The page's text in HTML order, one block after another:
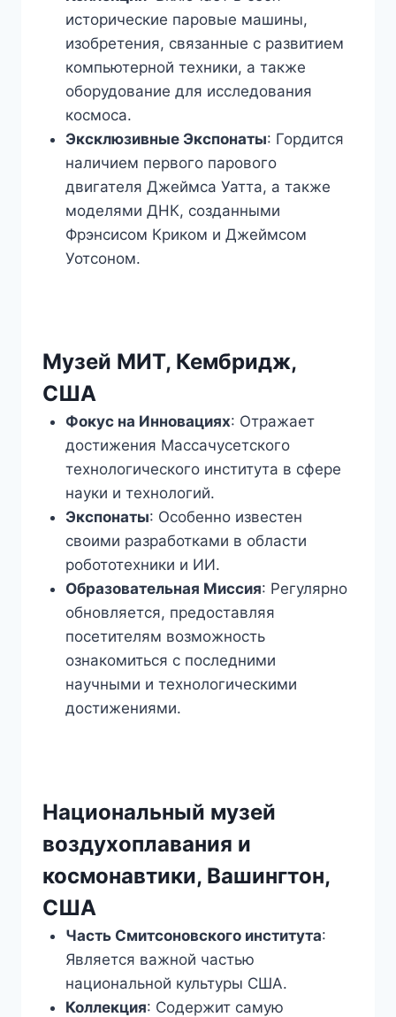
исторические паровые машины,
изобретения, связанные с развитием
компьютерной техники, а также
оборудование для исследования
космоса.
Эксклюзивные Экспонаты: Гордится
наличием первого парового
двигателя Джеймса Уатта, а также
моделями ДНК, созданными
Фрэнсисом Криком и Джеймсом
Уотсоном.
Музей МИТ, Кембридж,
США
Фокус на Инновациях: Отражает
достижения Массачусетского
технологического института в сфере
науки и технологий.
Экспонаты: Особенно известен
своими разработками в области
робототехники и ИИ.
Образовательная Миссия: Регулярно
обновляется, предоставляя
посетителям возможность
ознакомиться с последними
научными и технологическими
достижениями.
Национальный музей
воздухоплавания и
космонавтики, Вашингтон,
США
Часть Смитсоновского института:
Является важной частью
национальной культуры США.
Коллекция: Содержит самую